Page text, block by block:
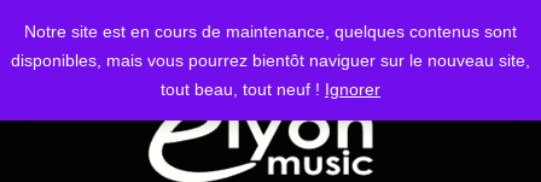
Notre site est en cours de maintenance, quelques contenus sont
disponibles, mais vous pourrez bientôt naviguer sur le nouveau site,
tout beau, tout neuf ! Ignorer
S'IDENTIFIER